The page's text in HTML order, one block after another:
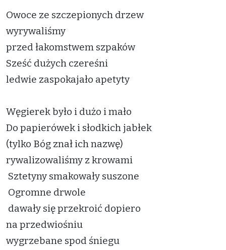
Owoce ze szczepionych drzew
wyrywaliśmy
przed łakomstwem szpaków
Sześć dużych czereśni
ledwie zaspokajało apetyty
Węgierek było i dużo i mało
Do papierówek i słodkich jabłek
(tylko Bóg znał ich nazwę)
rywalizowaliśmy z krowami
Sztetyny smakowały suszone
Ogromne drwole
dawały się przekroić dopiero
na przedwiośniu
wygrzebane spod śniegu